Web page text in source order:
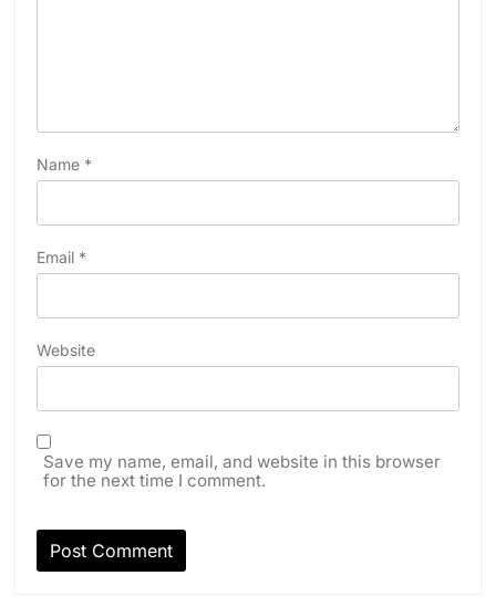
Name *
Email *
Website
Save my name, email, and website in this browser
for the next time I comment.